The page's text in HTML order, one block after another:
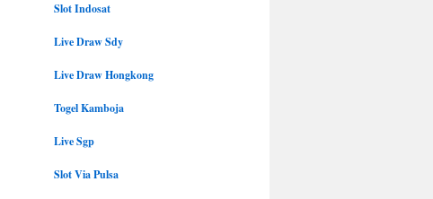
Slot Indosat
Live Draw Sdy
Live Draw Hongkong
Togel Kamboja
Live Sgp
Slot Via Pulsa